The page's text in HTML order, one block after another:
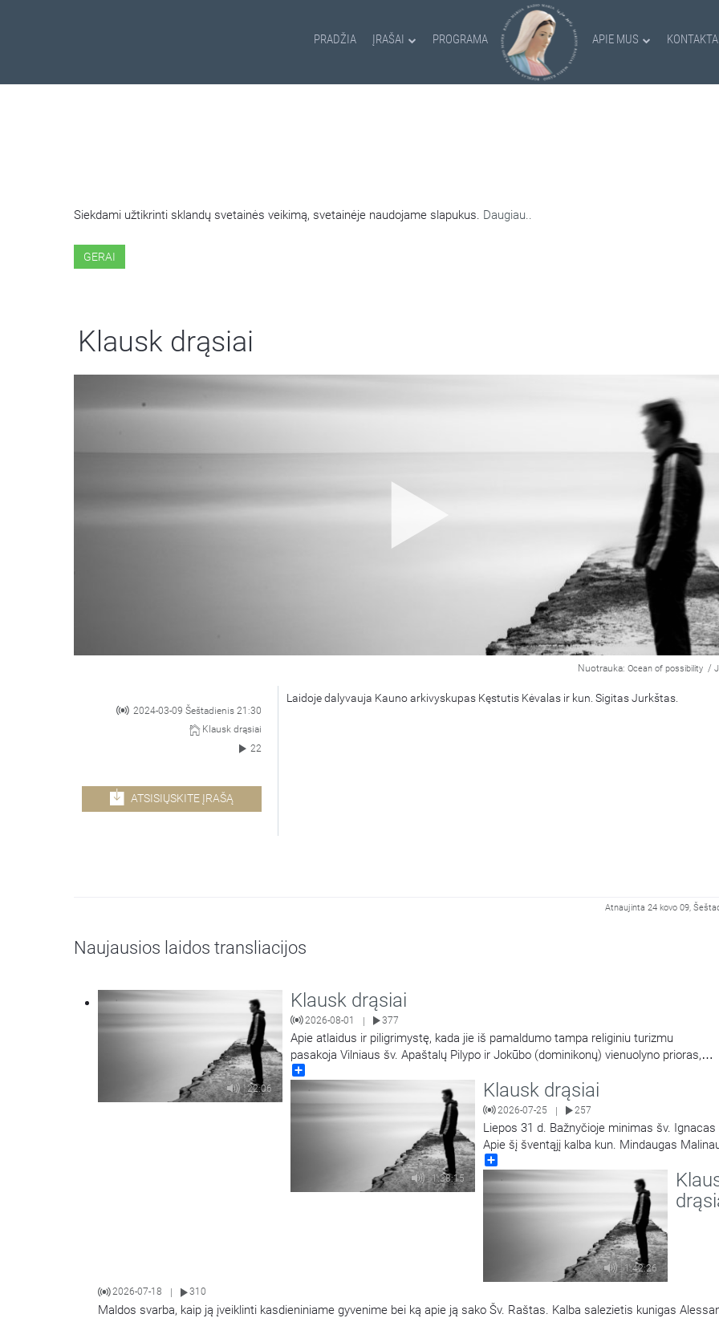
PRADŽIA ĮRAŠAI PROGRAMA APIE MUS
Siekdami užtikrinti sklandų svetainės veikimą, svetainėje naudojame slapukus. Daugiau..
GERAI
Klausk drąsiai
Nuotrauka: Ocean of possibility /
2024-03-09 Šeštadienis 21:30
Klausk drąsiai
22
ATSISIŲSKITE ĮRAŠĄ
Laidoje dalyvauja Kauno arkivyskupas Kęstutis Kėvalas ir kun. Sigitas Jurkštas.
Atnaujinta 24 kovo 09,
Naujausios laidos transliacijos
22:06
Klausk drąsiai
2026-08-01 | 377
Apie atlaidus ir piligrimystę, kada jie iš pamaldumo tampa religiniu turizmu
pasakoja Vilniaus šv. Apaštalų Pilypo ir Jokūbo (dominikonų) vienuolyno prioras,
kunigas Jokūbas Marija Goštautas OP.
1:38:15
Klausk drąsiai
2026-07-25 | 257
Liepos 31 d. Bažnyčioje minimas šv. Ignacas
Apie šį šventąjį kalba kun. Mindaugas
Laidą veda Mantvydas Prekevičius.
1:42:26
2026-07-18 310
Maldos svarba, kaip ją įveiklinti kasdieniniame gyvenime bei ką apie ją sako Šv. Raštas. Kalba salezietis kunigas